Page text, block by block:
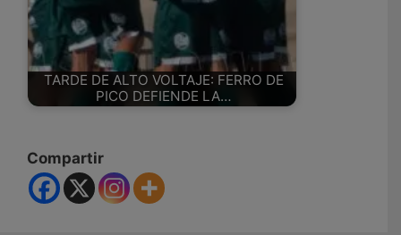
TARDE DE ALTO VOLTAJE: FERRO DE
PICO DEFIENDE LA…
Compartir